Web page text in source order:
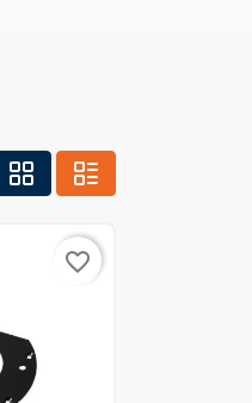
favorite_border